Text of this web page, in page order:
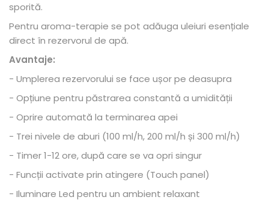
sporită.
Pentru aroma-terapie se pot adăuga uleiuri esențiale
direct în rezervorul de apă.
Avantaje:
- Umplerea rezervorului se face ușor pe deasupra
- Opțiune pentru păstrarea constantă a umidității
- Oprire automată la terminarea apei
- Trei nivele de aburi (100 ml/h, 200 ml/h și 300 ml/h)
- Timer 1-12 ore, după care se va opri singur
- Funcții activate prin atingere (Touch panel)
- Iluminare Led pentru un ambient relaxant